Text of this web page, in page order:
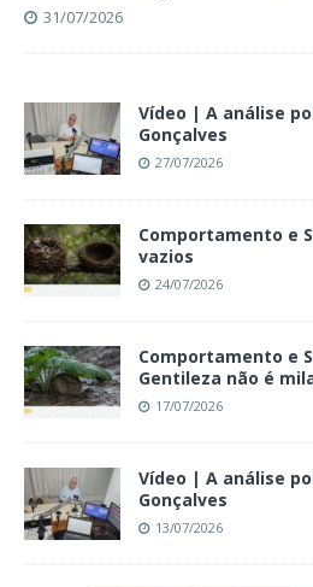
31/07/2026
Vídeo | A análise
Gonçalves
27/07/2026
Comportamento e
vazios
24/07/2026
Comportamento e
Gentileza não é
17/07/2026
Vídeo | A análise
Gonçalves
13/07/2026